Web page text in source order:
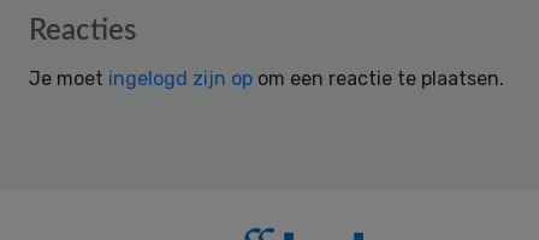
Reader
Reacties
Je moet ingelogd zijn op om een reactie te plaatsen.